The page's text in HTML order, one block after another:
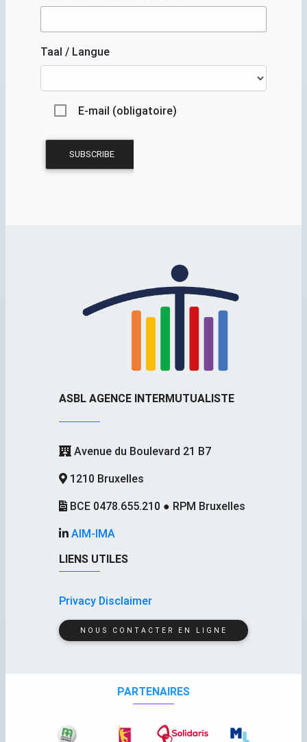
Taal / Langue
E-mail (obligatoire)
ASBL AGENCE INTERMUTUALISTE
Avenue du Boulevard 21 B7
1210 Bruxelles
BCE 0478.655.210 ● RPM Bruxelles
AIM-IMA
LIENS UTILES
Privacy Disclaimer
NOUS CONTACTER EN LIGNE
PARTENAIRES